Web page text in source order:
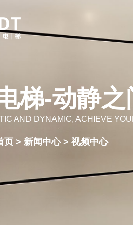
梯-动静之
AND DYNAMIC, ACHIEVE
页 > 新闻中心 > 视频中心